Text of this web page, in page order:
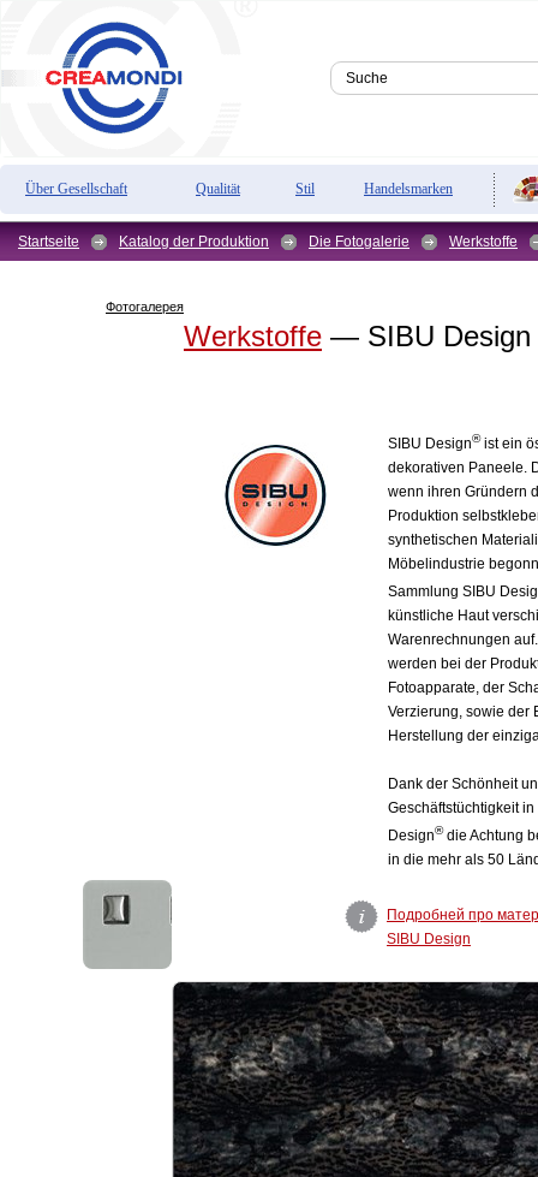
Über Gesellschaft Qualität Stil Handelsmarken
Startseite Katalog der Produktion Die Fotogalerie Werkstoffe
Фотогалерея
Werkstoffe — SIBU Design
SIBU Design®ist ein
dekorativen Paneele.
wenn ihren Gründern
Produktion
synthetischen
Möbelindustrie
Sammlung SIBU
künstliche Haut
Warenrechnungen
werden bei der
Fotoapparate, der
Verzierung, sowie der
Herstellung der
Dank der Schönheit
Geschäftstüchtigkeit
Design®die Achtung
in die mehr als 50
Подробней про
SIBU Design